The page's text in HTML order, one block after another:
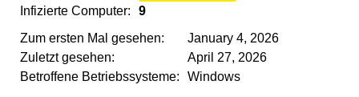
Infizierte Computer:
9
Zum ersten Mal gesehen:
January 4, 2026
Zuletzt gesehen:
April 27, 2026
Betroffene Betriebssysteme:
Windows